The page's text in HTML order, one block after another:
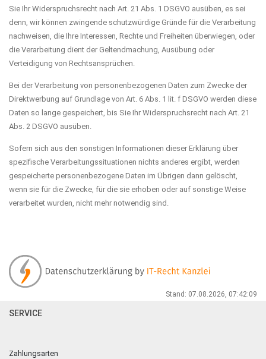
Sie Ihr Widerspruchsrecht nach Art. 21 Abs. 1 DSGVO ausüben, es sei
denn, wir können zwingende schutzwürdige Gründe für die Verarbeitung
nachweisen, die Ihre Interessen, Rechte und Freiheiten überwiegen, oder
die Verarbeitung dient der Geltendmachung, Ausübung oder
Verteidigung von Rechtsansprüchen.
Bei der Verarbeitung von personenbezogenen Daten zum Zwecke der
Direktwerbung auf Grundlage von Art. 6 Abs. 1 lit. f DSGVO werden diese
Daten so lange gespeichert, bis Sie Ihr Widerspruchsrecht nach Art. 21
Abs. 2 DSGVO ausüben.
Sofern sich aus den sonstigen Informationen dieser Erklärung über
spezifische Verarbeitungssituationen nichts anderes ergibt, werden
gespeicherte personenbezogene Daten im Übrigen dann gelöscht,
wenn sie für die Zwecke, für die sie erhoben oder auf sonstige Weise
verarbeitet wurden, nicht mehr notwendig sind.
Stand: 07.08.2026, 07:42:09
SERVICE
Zahlungsarten